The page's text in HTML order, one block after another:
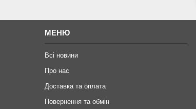
МЕНЮ
Всі новини
Про нас
Доставка та оплата
Повернення та обмiн